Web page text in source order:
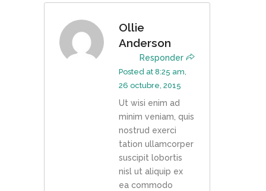
Ollie
Anderson
Responder
Posted at 8:25 am,
26 octubre, 2015
Ut wisi enim ad
minim veniam, quis
nostrud exerci
tation ullamcorper
suscipit lobortis
nisl ut aliquip ex
ea commodo